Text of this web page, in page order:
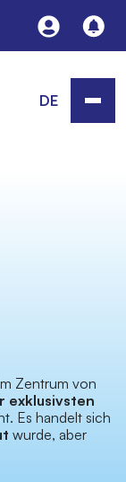
DE
Zentrum von
exklusivsten
Es handelt sich
wurde, aber